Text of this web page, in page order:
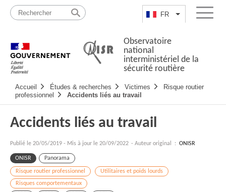
Passer
contenu
FR Lister lesMenu
Observatoire
national
interministériel de la
sécurité routière
principale
Accueil Études & recherches Victimes
Risque routier
professionnel
Accidents liés au travail
Accidents liés au travail
Publié le 20/05/2019 - Mis à jour le 20/09/2022 - Auteur original : ONISR
ONISR Panorama
Risque routier professionnel
Utilitaires et poids lourds
Risques comportementaux